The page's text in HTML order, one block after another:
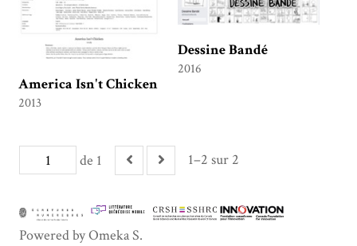
America Isn't Chicken
2013
Dessine Bandé
2016
de 1 1–2 sur 2
Powered by Omeka S.